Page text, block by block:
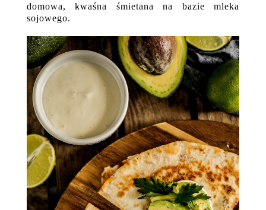
domowa, kwaśna śmietana na bazie mleka
sojowego.